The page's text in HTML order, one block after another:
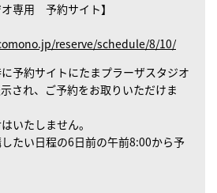
オ専用 予約サイト】
reserve/schedule/8/10/
予約サイトにたまプラーザスタジオ
され、ご予約をお取りいただけま
いたしません。
たい日程の6日前の午前8:00から予